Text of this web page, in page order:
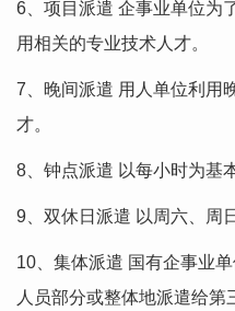
6、项目派遣 企事业单位为
用相关的专业技术人才。
7、晚间派遣 用人单位利用
才。
8、钟点派遣 以每小时为基
9、双休日派遣 以周六、周
10、集体派遣 国有企事业
人员部分或整体地派遣给第